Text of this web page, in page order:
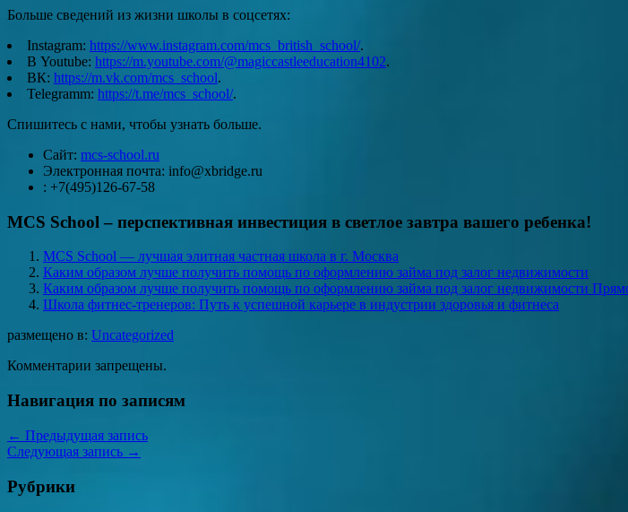
Больше сведений из жизни школы в соцсетях:
Instagram: https://www.instagram.com/mcs_british_school/.
В Youtube: https://m.youtube.com/@magiccastleeducation4102.
ВК: https://m.vk.com/mcs_school.
Telegramm: https://t.me/mcs_school/.
Спишитесь с нами, чтобы узнать больше.
Сайт: mcs-school.ru
Электронная почта: info@xbridge.ru
: +7(495)126-67-58
MCS School – перспективная инвестиция в светлое завтра вашего ребенка!
MCS School — лучшая элитная частная школа в г. Москва
Каким образом лучше получить помощь по оформлению займа под залог недвижимости
Каким образом лучше получить помощь по оформлению займа под залог недвижимости
Школа фитнес-тренеров: Путь к успешной карьере в индустрии здоровья и фитнеса
размещено в: Uncategorized
Комментарии запрещены.
Навигация по записям
← Предыдущая запись
Следующая запись →
Рубрики